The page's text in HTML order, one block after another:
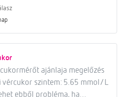
ajánlaja megelőzés
szintem: 5.65 mmol/L
ebből probléma, ha…